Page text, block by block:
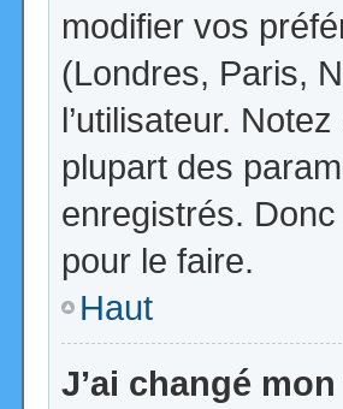
modifier vos
(Londres, Paris,
l’utilisateur.
plupart des
enregistrés. Donc
pour le faire.
Haut
J’ai changé